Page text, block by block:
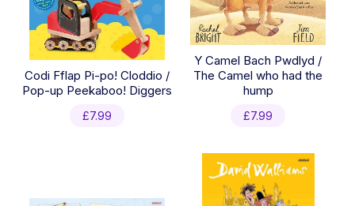
Codi Fflap Pi-po! Cloddio /
Pop-up Peekaboo! Diggers
£7.99
Y Camel Bach Pwdlyd /
The Camel who had the
hump
£7.99